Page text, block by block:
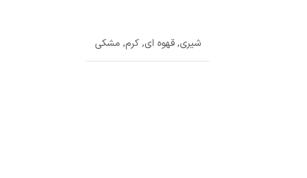
شیری,قهوه ای,کرم, مشکی